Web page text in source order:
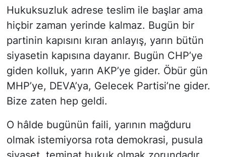
Hukuksuzluk adrese teslim ile başlar ama
hiçbir zaman yerinde kalmaz. Bugün bir
partinin kapısını kıran anlayış, yarın bütün
siyasetin kapısına dayanır. Bugün CHP’ye
giden kolluk, yarın AKP’ye gider. Öbür gün
MHP’ye, DEVA’ya, Gelecek Partisi’ne gider.
Bize zaten hep geldi.
O hâlde bugünün faili, yarının mağduru
olmak istemiyorsa rota demokrasi, pusula